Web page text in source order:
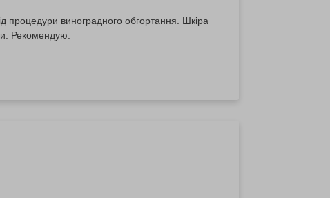
процедури виноградного обгортання. Шкіра
Рекомендую.